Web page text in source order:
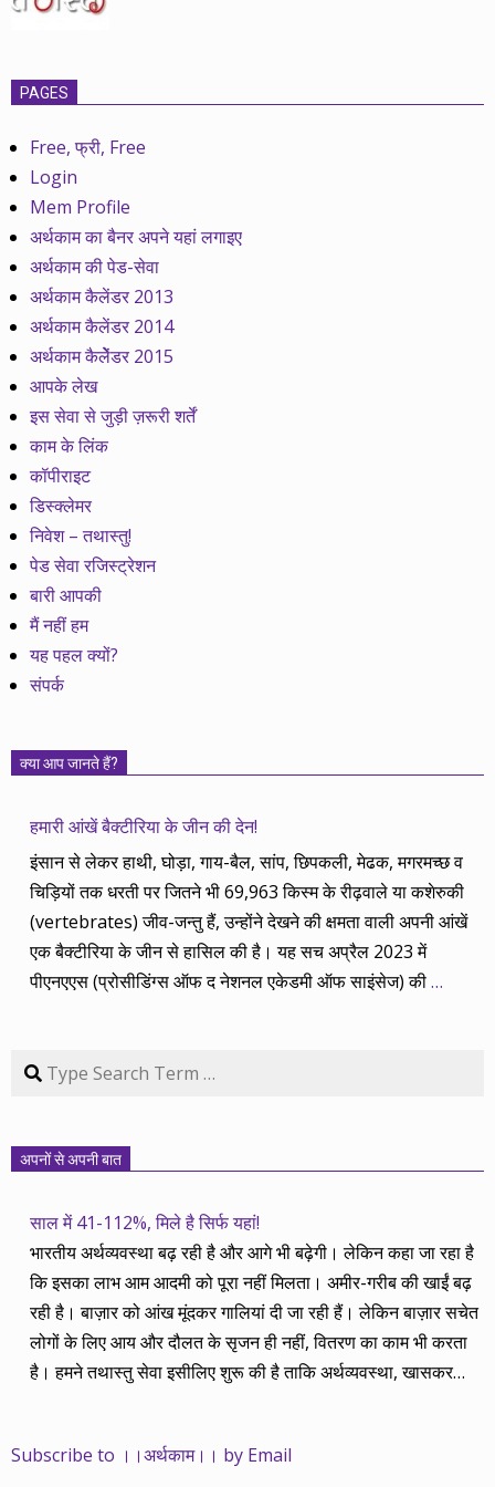
PAGES
Free, फ्री, Free
Login
Mem Profile
अर्थकाम का बैनर अपने यहां लगाइए
अर्थकाम की पेड-सेवा
अर्थकाम कैलेंडर 2013
अर्थकाम कैलेंडर 2014
अर्थकाम कैलेेंडर 2015
आपके लेख
इस सेवा से जुड़ी ज़रूरी शर्तें
काम के लिंक
कॉपीराइट
डिस्क्लेमर
निवेश – तथास्तु!
पेड सेवा रजिस्ट्रेशन
बारी आपकी
मैं नहीं हम
यह पहल क्यों?
संपर्क
क्या आप जानते हैं?
हमारी आंखें बैक्टीरिया के जीन की देन!
इंसान से लेकर हाथी, घोड़ा, गाय-बैल, सांप, छिपकली, मेढक, मगरमच्छ व
चिड़ियों तक धरती पर जितने भी 69,963 किस्म के रीढ़वाले या कशेरुकी
(vertebrates) जीव-जन्तु हैं, उन्होंने देखने की क्षमता वाली अपनी आंखें
एक बैक्टीरिया के जीन से हासिल की है। यह सच अप्रैल 2023 में
पीएनएएस (प्रोसीडिंग्स ऑफ द नेशनल एकेडमी ऑफ साइंसेज) की…
Search
अपनों से अपनी बात
साल में 41-112%, मिले है सिर्फ यहां!
भारतीय अर्थव्यवस्था बढ़ रही है और आगे भी बढ़ेगी। लेकिन कहा जा रहा है
कि इसका लाभ आम आदमी को पूरा नहीं मिलता। अमीर-गरीब की खाईं बढ़
रही है। बाज़ार को आंख मूंदकर गालियां दी जा रही हैं। लेकिन बाज़ार सचेत
लोगों के लिए आय और दौलत के सृजन ही नहीं, वितरण का काम भी करता
है। हमने तथास्तु सेवा इसीलिए शुरू की है ताकि अर्थव्यवस्था, खासकर
महंगाई की दर 10 प्रतिशत से ऊपर रहती है। वे भागकर जाते हैं सोने और
Subscribe to ।।अर्थकाम।। by Email